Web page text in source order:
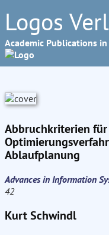
Logos
Academic Publications
Abbruchkriterien
Ablaufplanung
Advances in Information
42
Kurt Schwindl